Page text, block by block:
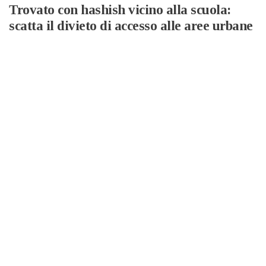
Trovato con hashish vicino alla scuola:
scatta il divieto di accesso alle aree urbane